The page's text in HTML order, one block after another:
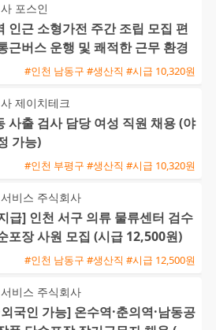
포스인
인근 소형가전 주간 조립 모집 편
근버스 운행 및 쾌적한 근무 환경
#인천 남동구 #생산직 #시급 10,320원
제이치테크
사출 검사 담당 여성 직원 채용 (야
가능)
#인천 부평구 #생산직 #시급 10,320원
비스 주식회사
급] 인천 서구 의류 물류센터 검수
포장 사원 모집 (시급 12,500원)
#인천 남동구 #생산직 #시급 12,500원
비스 주식회사
국인 가능] 온수역·춘의역·남동공